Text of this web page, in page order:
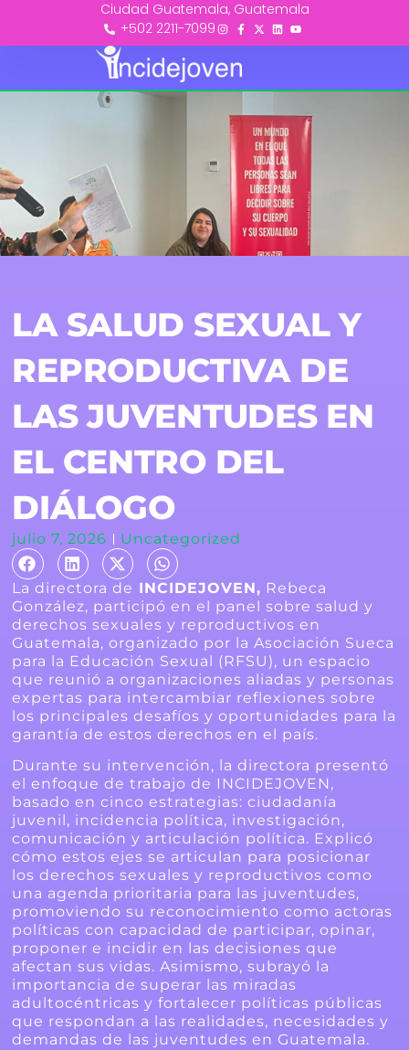
Ciudad Guatemala, Guatemala
+502 2211-7099
LA SALUD SEXUAL Y
REPRODUCTIVA DE
LAS JUVENTUDES EN
EL CENTRO DEL
DIÁLOGO
julio 7, 2026 Uncategorized
La directora de INCIDEJOVEN, Rebeca
González, participó en el panel sobre salud y
derechos sexuales y reproductivos en
Guatemala, organizado por la Asociación Sueca
para la Educación Sexual (RFSU), un espacio
que reunió a organizaciones aliadas y personas
expertas para intercambiar reflexiones sobre
los principales desafíos y oportunidades para la
garantía de estos derechos en el país.
Durante su intervención, la directora presentó
el enfoque de trabajo de INCIDEJOVEN,
basado en cinco estrategias: ciudadanía
juvenil, incidencia política, investigación,
comunicación y articulación política. Explicó
cómo estos ejes se articulan para posicionar
los derechos sexuales y reproductivos como
una agenda prioritaria para las juventudes,
promoviendo su reconocimiento como actoras
políticas con capacidad de participar, opinar,
proponer e incidir en las decisiones que
afectan sus vidas. Asimismo, subrayó la
importancia de superar las miradas
adultocéntricas y fortalecer políticas públicas
que respondan a las realidades, necesidades y
demandas de las juventudes en Guatemala.